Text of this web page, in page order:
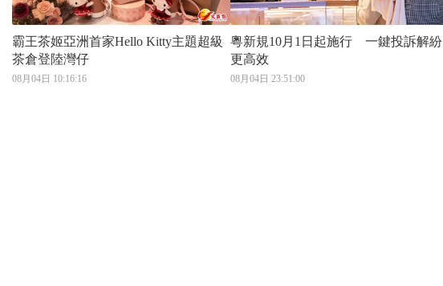
霸王茶姬亞洲首家Hello Kitty主題超級
茶倉登陸灣仔
08月04日 10:16:16
粵新規10月1日起施行 一鍵投訴解紛
更高效
08月04日 23:51:00